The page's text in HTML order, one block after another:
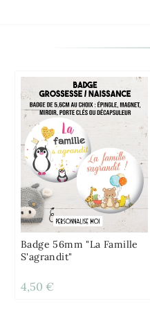
Badge 56mm "La Famille
S'agrandit"
4,50 €